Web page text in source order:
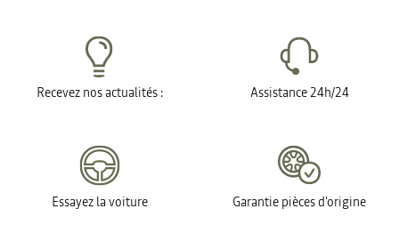
Recevez nos actualités : Assistance 24h/24
Essayez la voiture Garantie pièces d'origine